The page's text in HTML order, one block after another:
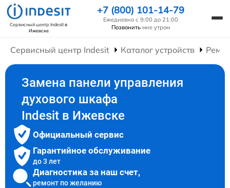
Сервисный центр Indesitв
Ижевске
+7 (800) 101-14-79
Ежедневно с 9:00 до 21:00
Позвонить мне утром
Сервисный центр Indesit Каталог устройств
Замена панели управления
духового шкафа
Indesit в Ижевске
Официальный сервис
Гарантийное обслуживание
до 3 лет
Диагностика за наш счет,
ремонт по желанию